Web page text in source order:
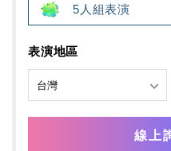
5人組表演
表演地區
線上